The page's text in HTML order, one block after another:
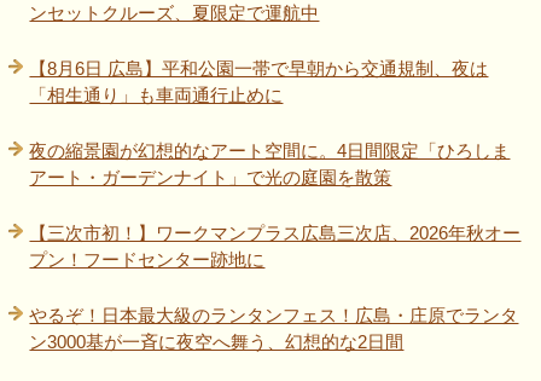
ンセットクルーズ、夏限定で運航中
【8月6日 広島】平和公園一帯で早朝から交通規制、夜は
「相生通り」も車両通行止めに
夜の縮景園が幻想的なアート空間に。4日間限定「ひろしま
アート・ガーデンナイト」で光の庭園を散策
【三次市初！】ワークマンプラス広島三次店、2026年秋オー
プン！フードセンター跡地に
やるぞ！日本最大級のランタンフェス！広島・庄原でランタ
ン3000基が一斉に夜空へ舞う、幻想的な2日間